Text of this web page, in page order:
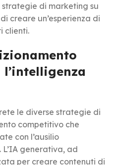
di marketing su
creare un’esperienza di
clienti.
le diverse strategie di
competitivo che
con l’ausilio
generativa, ad
per creare contenuti di